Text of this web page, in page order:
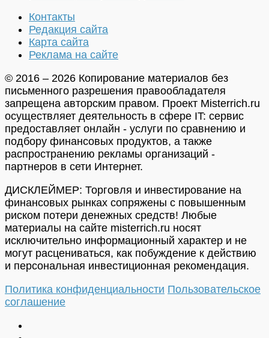
Контакты
Редакция сайта
Карта сайта
Реклама на сайте
© 2016 – 2026 Копирование материалов без
письменного разрешения правообладателя
запрещена авторским правом. Проект Misterrich.ru
осуществляет деятельность в сфере IT: сервис
предоставляет онлайн - услуги по сравнению и
подбору финансовых продуктов, а также
распространению рекламы организаций -
партнеров в сети Интернет.
ДИСКЛЕЙМЕР: Торговля и инвестирование на
финансовых рынках сопряжены с повышенным
риском потери денежных средств! Любые
материалы на сайте misterrich.ru носят
исключительно информационный характер и не
могут расцениваться, как побуждение к действию
и персональная инвестиционная рекомендация.
Политика конфиденциальности Пользовательское
соглашение